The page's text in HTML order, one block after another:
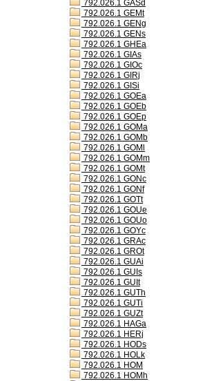
792.026.1 GASd
792.026.1 GEMt
792.026.1 GENg
792.026.1 GENs
792.026.1 GHEa
792.026.1 GIAs
792.026.1 GIOc
792.026.1 GIRj
792.026.1 GISi
792.026.1 GOEa
792.026.1 GOEb
792.026.1 GOEp
792.026.1 GOMa
792.026.1 GOMb
792.026.1 GOMl
792.026.1 GOMm
792.026.1 GOMt
792.026.1 GONc
792.026.1 GONf
792.026.1 GOTt
792.026.1 GOUe
792.026.1 GOUo
792.026.1 GOYc
792.026.1 GRAc
792.026.1 GROt
792.026.1 GUAi
792.026.1 GUIs
792.026.1 GUIt
792.026.1 GUTh
792.026.1 GUTi
792.026.1 GUZt
792.026.1 HAGa
792.026.1 HERj
792.026.1 HODs
792.026.1 HOLk
792.026.1 HOM
792.026.1 HOMh